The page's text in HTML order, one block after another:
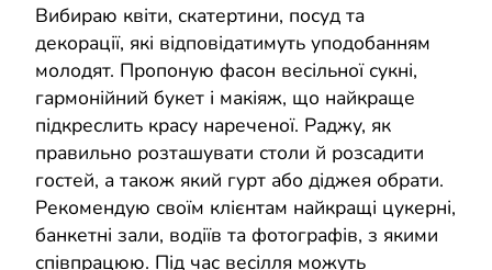
Вибираю квіти, скатертини, посуд та
декорації, які відповідатимуть уподобанням
молодят. Пропоную фасон весільної сукні,
гармонійний букет і макіяж, що найкраще
підкреслить красу нареченої. Раджу, як
правильно розташувати столи й розсадити
гостей, а також який гурт або діджея обрати.
Рекомендую своїм клієнтам найкращі цукерні,
банкетні зали, водіїв та фотографів, з якими
співпрацюю. Під час весілля можуть